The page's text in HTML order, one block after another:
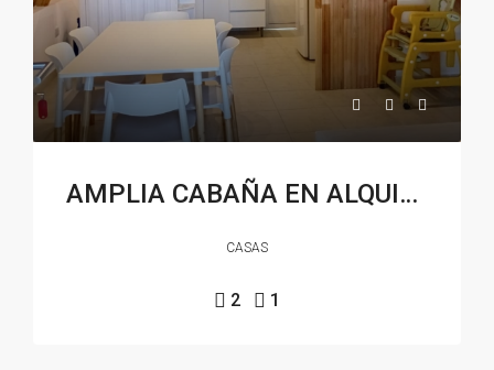
AMPLIA CABAÑA EN ALQUILER EN SAUCE GRANDE
CASAS
2 1